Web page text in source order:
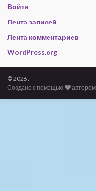
Войти
Лента записей
Лента комментариев
WordPress.org
© 2026 .
Создано с помощью
автором